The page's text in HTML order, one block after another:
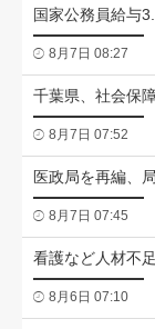
国家公務員給与
8月7日 08:27
千葉県、社会保
8月7日 07:52
医政局を再編、
8月7日 07:45
看護など人材不
8月6日 07:10